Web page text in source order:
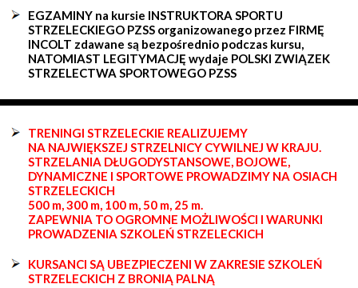
EGZAMINY na kursie INSTRUKTORA SPORTU
STRZELECKIEGO PZSS organizowanego przez FIRMĘ
INCOLT zdawane są bezpośrednio podczas kursu,
NATOMIAST LEGITYMACJĘ wydaje POLSKI ZWIĄZEK
STRZELECTWA SPORTOWEGO PZSS
TRENINGI STRZELECKIE REALIZUJEMY
NA NAJWIĘKSZEJ STRZELNICY CYWILNEJ W KRAJU.
STRZELANIA DŁUGODYSTANSOWE, BOJOWE,
DYNAMICZNE I SPORTOWE PROWADZIMY NA OSIACH
STRZELECKICH
500 m, 300 m, 100 m, 50 m, 25 m.
ZAPEWNIA TO OGROMNE MOŻLIWOŚCI I WARUNKI
PROWADZENIA SZKOLEŃ STRZELECKICH
KURSANCI SĄ UBEZPIECZENI W ZAKRESIE SZKOLEŃ
STRZELECKICH Z BRONIĄ PALNĄ